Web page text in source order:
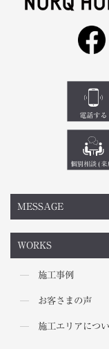
MESSAGE
WORKS
施工事例
お客さまの声
施工エリアにつ